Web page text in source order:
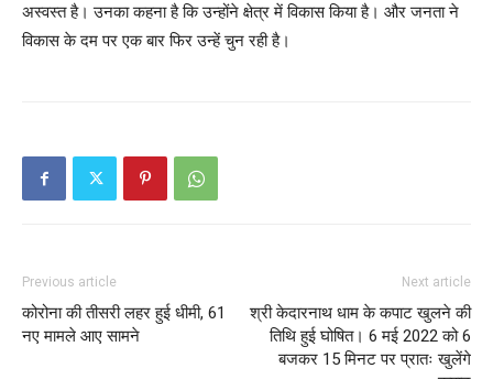
अस्वस्त है। उनका कहना है कि उन्होंने क्षेत्र में विकास किया है। और जनता ने
विकास के दम पर एक बार फिर उन्हें चुन रही है।
Previous article
कोरोना की तीसरी लहर हुई धीमी, 61
नए मामले आए सामने
Next article
श्री केदारनाथ धाम के कपाट खुलने की
तिथि हुई घोषित। 6 मई 2022 को 6
बजकर 15 मिनट पर प्रातः खुलेंगे